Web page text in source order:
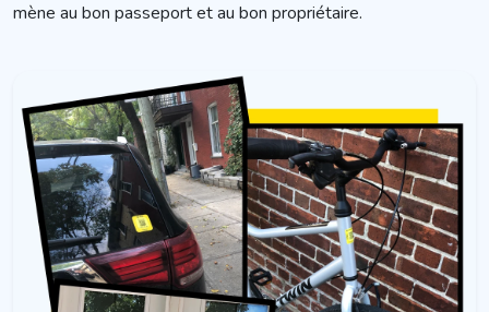
mène au bon passeport et au bon propriétaire.